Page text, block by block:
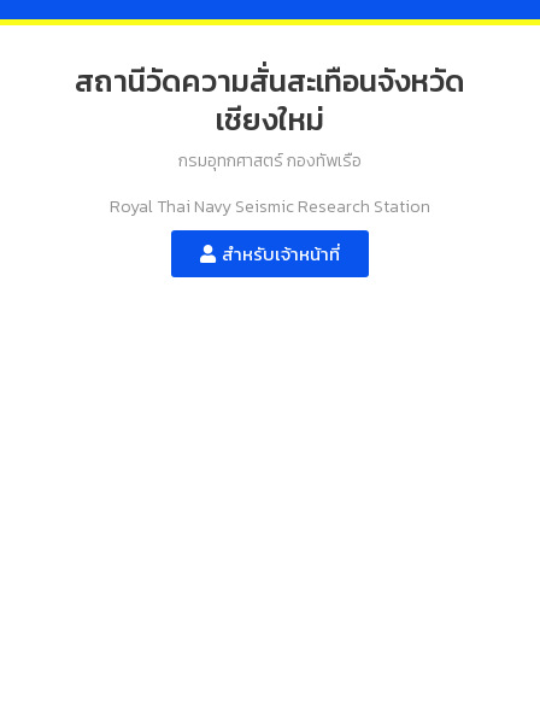
สถานีวัดความสั่นสะเทือนจังหวัด
เชียงใหม่
กรมอุทกศาสตร์ กองทัพเรือ
Royal Thai Navy Seismic Research Station
สำหรับเจ้าหน้าที่